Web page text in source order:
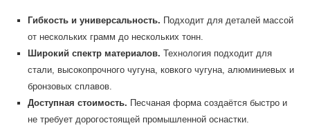
Гибкость и универсальность. Подходит для деталей массой
от нескольких грамм до нескольких тонн.
Широкий спектр материалов. Технология подходит для
стали, высокопрочного чугуна, ковкого чугуна, алюминиевых и
бронзовых сплавов.
Доступная стоимость. Песчаная форма создаётся быстро и
не требует дорогостоящей промышленной оснастки.